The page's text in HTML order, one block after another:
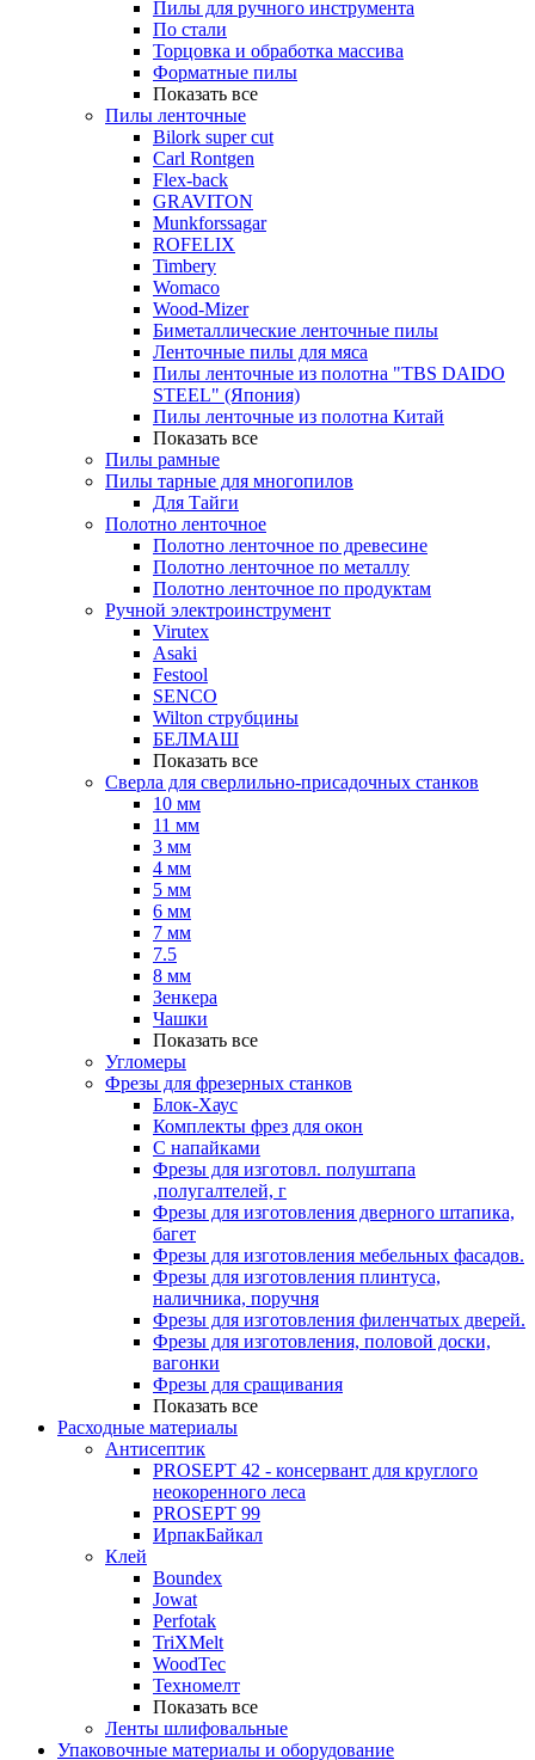
Пилы для ручного инструмента
По стали
Торцовка и обработка массива
Форматные пилы
Показать все
Пилы ленточные
Bilork super cut
Carl Rontgen
Flex-back
GRAVITON
Munkforssagar
ROFELIX
Timbery
Womaco
Wood-Mizer
Биметаллические ленточные пилы
Ленточные пилы для мяса
Пилы ленточные из полотна "TBS DAIDO
STEEL" (Япония)
Пилы ленточные из полотна Китай
Показать все
Пилы рамные
Пилы тарные для многопилов
Для Тайги
Полотно ленточное
Полотно ленточное по древесине
Полотно ленточное по металлу
Полотно ленточное по продуктам
Ручной электроинструмент
Virutex
Asaki
Festool
SENCO
Wilton струбцины
БЕЛМАШ
Показать все
Сверла для сверлильно-присадочных станков
10 мм
11 мм
3 мм
4 мм
5 мм
6 мм
7 мм
7.5
8 мм
Зенкера
Чашки
Показать все
Угломеры
Фрезы для фрезерных станков
Блок-Хаус
Комплекты фрез для окон
С напайками
Фрезы для изготовл. полуштапа
,полугалтелей, г
Фрезы для изготовления дверного штапика,
багет
Фрезы для изготовления мебельных фасадов.
Фрезы для изготовления плинтуса,
наличника, поручня
Фрезы для изготовления филенчатых дверей.
Фрезы для изготовления, половой доски,
вагонки
Фрезы для сращивания
Показать все
Расходные материалы
Антисептик
PROSEPT 42 - консервант для круглого
неокоренного леса
PROSEPT 99
ИрпакБайкал
Клей
Boundex
Jowat
Perfotak
TriXMelt
WoodTec
Техномелт
Показать все
Ленты шлифовальные
Упаковочные материалы и оборудование